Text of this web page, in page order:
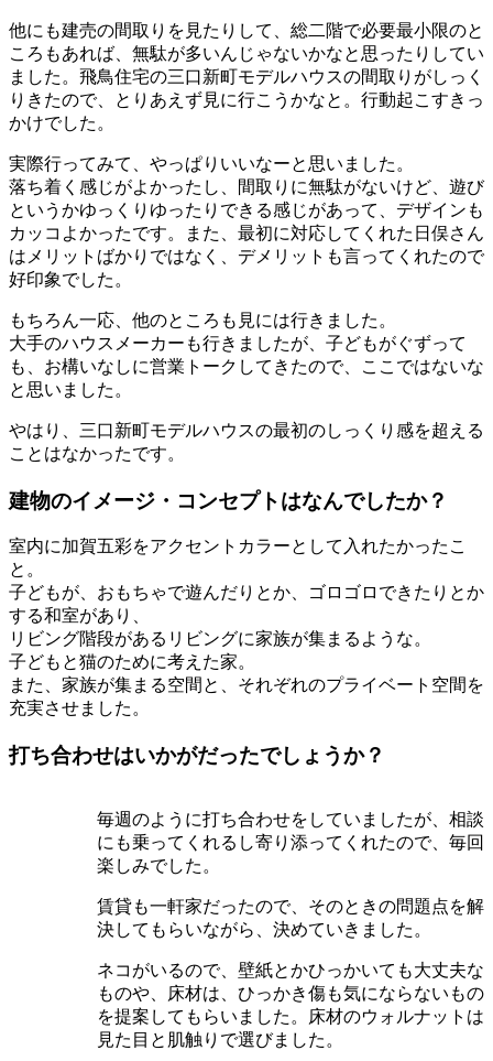
他にも建売の間取りを見たりして、総二階で必要最小限のと
ころもあれば、無駄が多いんじゃないかなと思ったりしてい
ました。飛鳥住宅の三口新町モデルハウスの間取りがしっく
りきたので、とりあえず見に行こうかなと。行動起こすきっ
かけでした。
実際行ってみて、やっぱりいいなーと思いました。
落ち着く感じがよかったし、間取りに無駄がないけど、遊び
というかゆっくりゆったりできる感じがあって、デザインも
カッコよかったです。また、最初に対応してくれた日俣さん
はメリットばかりではなく、デメリットも言ってくれたので
好印象でした。
もちろん一応、他のところも見には行きました。
大手のハウスメーカーも行きましたが、子どもがぐずって
も、お構いなしに営業トークしてきたので、ここではないな
と思いました。
やはり、三口新町モデルハウスの最初のしっくり感を超える
ことはなかったです。
建物のイメージ・コンセプトはなんでしたか？
室内に加賀五彩をアクセントカラーとして入れたかったこ
と。
子どもが、おもちゃで遊んだりとか、ゴロゴロできたりとか
する和室があり、
リビング階段があるリビングに家族が集まるような。
子どもと猫のために考えた家。
また、家族が集まる空間と、それぞれのプライベート空間を
充実させました。
打ち合わせはいかがだったでしょうか？
毎週のように打ち合わせをしていましたが、相談
にも乗ってくれるし寄り添ってくれたので、毎回
楽しみでした。
賃貸も一軒家だったので、そのときの問題点を解
決してもらいながら、決めていきました。
ネコがいるので、壁紙とかひっかいても大丈夫な
ものや、床材は、ひっかき傷も気にならないもの
を提案してもらいました。床材のウォルナットは
見た目と肌触りで選びました。